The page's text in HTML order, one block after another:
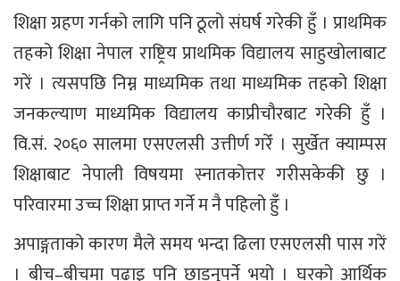
शिक्षा ग्रहण गर्नको लागि पनि ठूलो संघर्ष गरेकी हुँ । प्राथमिक
तहको शिक्षा नेपाल राष्ट्रिय प्राथमिक विद्यालय साहुखोलाबाट
गरें । त्यसपछि निम्न माध्यमिक तथा माध्यमिक तहको शिक्षा
जनकल्याण माध्यमिक विद्यालय काप्रीचौरबाट गरेकी हुँ ।
वि.सं. २०६० सालमा एसएलसी उत्तीर्ण गरेँ । सुर्खेत क्याम्पस
शिक्षाबाट नेपाली विषयमा स्नातकोत्तर गरीसकेकी छु ।
परिवारमा उच्च शिक्षा प्राप्त गर्ने म नै पहिलो हुँ ।
अपाङ्गताको कारण मैले समय भन्दा ढिला एसएलसी पास गरें
। बीच–बीचमा पढाइ पनि छाड्नुपर्ने भयो । घरको आर्थिक